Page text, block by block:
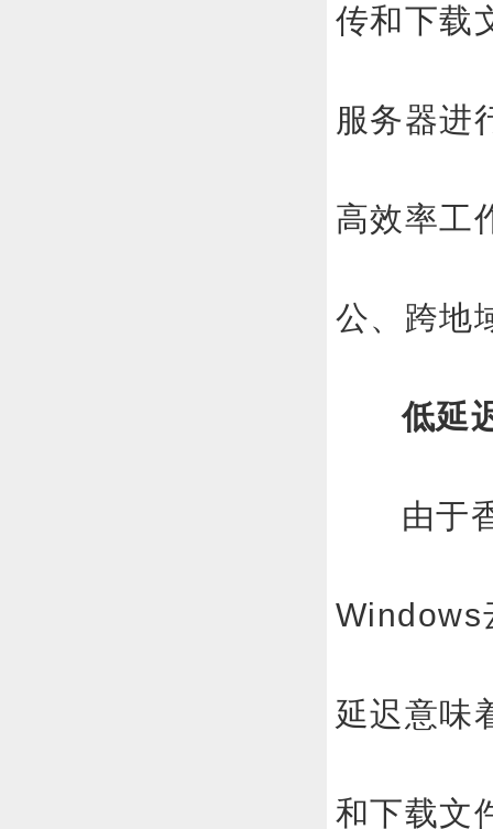
传和下载
服务器进
高效率工
公、跨地
低延
由于
Windows
延迟意味
和下载文